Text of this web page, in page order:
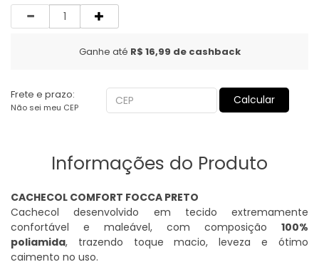
Quantidade
Ganhe até R$ 16,99 de cashback
Frete e prazo:
Não sei meu CEP
Calcular
Informações do Produto
CACHECOL COMFORT FOCCA PRETO
Cachecol desenvolvido em tecido extremamente
confortável e maleável, com composição 100%
poliamida, trazendo toque macio, leveza e ótimo
caimento no uso.